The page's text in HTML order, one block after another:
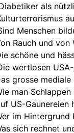
als
Menschen
Rauch und von
schöne und
wertlosen USA-
grosse mediale
man
US-Gaunereien
im Hintergrund
sich rechnet